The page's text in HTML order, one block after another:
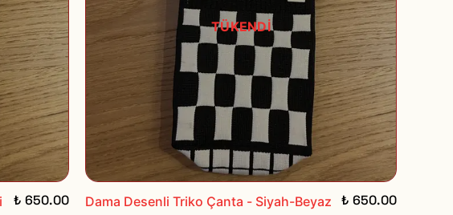
₺ 650.00
TÜKENDİ
Dama Desenli Triko Çanta - Siyah-Beyaz ₺ 650.00